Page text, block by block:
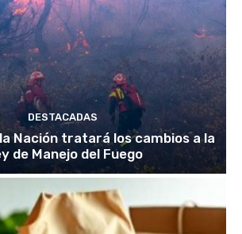
DESTACADAS
Nación tratará los cambios a la
de Manejo del Fuego